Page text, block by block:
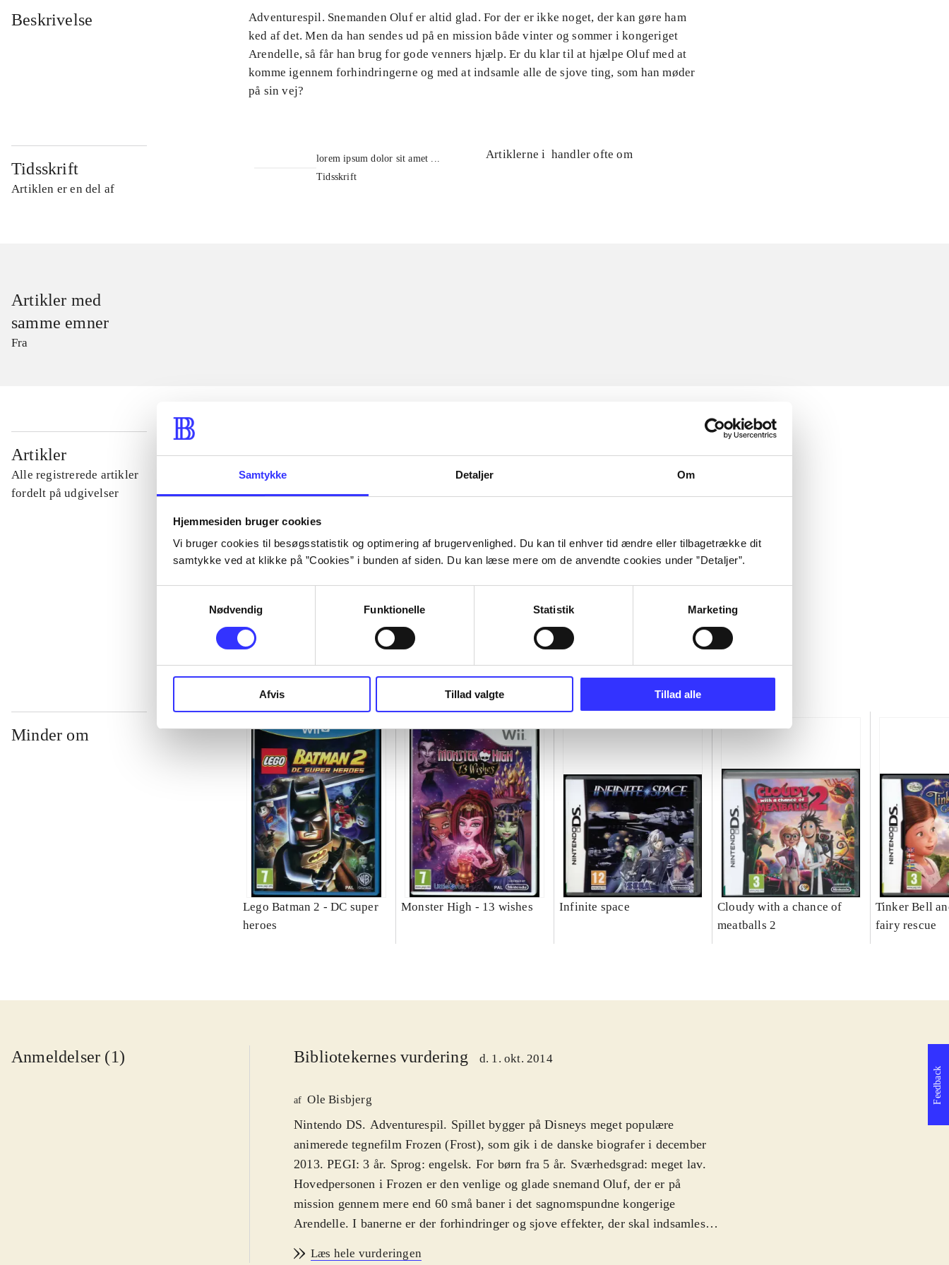
Samtykke Detaljer Om
Hjemmesiden bruger cookies
Vi bruger cookies til besøgsstatistik og optimering af brugervenlighed. Du kan til enhver tid ændre eller tilbagetrække dit
samtykke ved at klikke på ”Cookies” i bunden af siden. Du kan læse mere om de anvendte cookies under ”Detaljer”.
Nødvendig
Funktionelle Statistik Marketing
Afvis Tillad valgte Tillad alle
Beskrivelse
Adventurespil. Snemanden Oluf er altid glad. For der er ikke noget, der kan gøre ham
ked af det. Men da han sendes ud på en mission både vinter og sommer i kongeriget
Arendelle, så får han brug for gode venners hjælp. Er du klar til at hjælpe Oluf med at
komme igennem forhindringerne og med at indsamle alle de sjove ting, som han møder
på sin vej?
Tidsskrift
Artiklen er en del af
lorem ipsum dolor sit amet ...
Tidsskrift
Artiklerne i handler ofte om
Artikler med
samme emner
Fra
Artikler
Alle registrerede artikler
fordelt på udgivelser
...
Minder om
Lego Batman 2 - DC super
heroes
Monster High - 13 wishes Infinite space
Cloudy with a chance of
meatballs 2
Tinker Bell
fairy rescue
Anmeldelser (1) Bibliotekernes vurdering d. 1. okt. 2014
af Ole Bisbjerg
Nintendo DS. Adventurespil. Spillet bygger på Disneys meget populære
animerede tegnefilm Frozen (Frost), som gik i de danske biografer i december
2013. PEGI: 3 år. Sprog: engelsk. For børn fra 5 år. Sværhedsgrad: meget lav.
Hovedpersonen i Frozen er den venlige og glade snemand Oluf, der er på
mission gennem mere end 60 små baner i det sagnomspundne kongerige
Arendelle. I banerne er der forhindringer og sjove effekter, der skal indsamles.
Læs hele vurderingen
Feedback